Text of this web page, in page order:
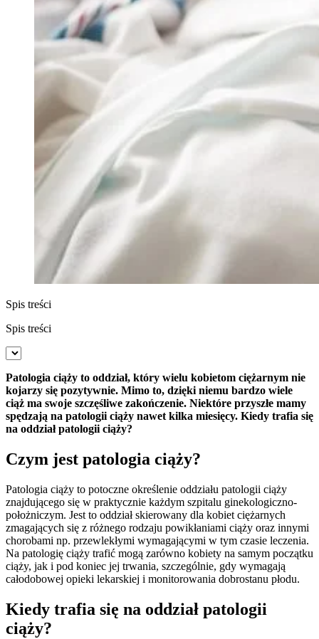
Spis treści
Spis treści
Patologia ciąży to oddział, który wielu kobietom ciężarnym nie
kojarzy się pozytywnie. Mimo to, dzięki niemu bardzo wiele
ciąż ma swoje szczęśliwe zakończenie. Niektóre przyszłe mamy
spędzają na patologii ciąży nawet kilka miesięcy. Kiedy trafia się
na oddział patologii ciąży?
Czym jest patologia ciąży?
Patologia ciąży to potoczne określenie oddziału patologii ciąży
znajdującego się w praktycznie każdym szpitalu ginekologiczno-
położniczym. Jest to oddział skierowany dla kobiet ciężarnych
zmagających się z różnego rodzaju powikłaniami ciąży oraz innymi
chorobami np. przewlekłymi wymagającymi w tym czasie leczenia.
Na patologię ciąży trafić mogą zarówno kobiety na samym początku
ciąży, jak i pod koniec jej trwania, szczególnie, gdy wymagają
całodobowej opieki lekarskiej i monitorowania dobrostanu płodu.
Kiedy trafia się na oddział patologii
ciąży?